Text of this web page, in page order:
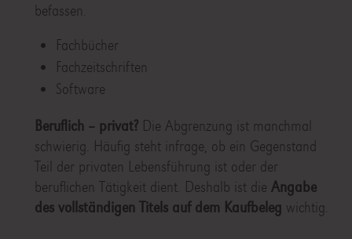
befassen.
Fachbücher
Fachzeitschriften
Software
Beruflich – privat? Die Abgrenzung ist manchmal
schwierig. Häufig steht infrage, ob ein Gegenstand
Teil der privaten Lebensführung ist oder der
beruflichen Tätigkeit dient. Deshalb ist die Angabe
des vollständigen Titels auf dem Kaufbeleg wichtig.